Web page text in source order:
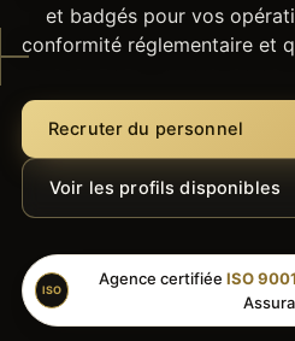
et badgés pour vos
conformité réglementaire et
Recruter du personnel
Voir les profils disponibles
ISO
Agence certifiée ISO